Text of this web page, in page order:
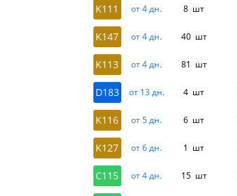
K111 от 4 дн. 8 шт
K147 от 4 дн. 40 шт
K113 от 4 дн. 81 шт
D183 от 13 дн. 4 шт
K116 от 5 дн. 6 шт
K127 от 6 дн. 1 шт
C115 от 4 дн. 15 шт